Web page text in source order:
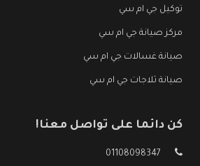
توكيل جي ام سي
مركز صيانة جي ام سي
صيانة غسالات جي ام سي
صيانة ثلاجات جي ام سي
كن دائما على تواصل معنا!
01108098347